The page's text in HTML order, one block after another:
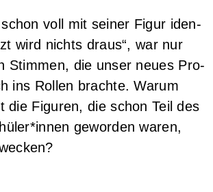
voll mit sei­ner Figur iden­
wird nichts draus“, war nur
Stim­men, die unser neu­es Pro­
ins Rol­len brach­te. War­um
die Figu­ren, die schon Teil des
gewor­den waren,